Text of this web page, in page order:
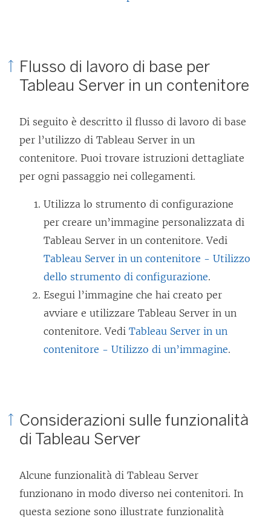
Flusso di lavoro di base per
Tableau Server in un contenitore
Di seguito è descritto il flusso di lavoro di base
per l’utilizzo di Tableau Server in un
contenitore. Puoi trovare istruzioni dettagliate
per ogni passaggio nei collegamenti.
Utilizza lo strumento di configurazione
per creare un’immagine personalizzata di
Tableau Server in un contenitore. Vedi
Tableau Server in un contenitore - Utilizzo
dello strumento di configurazione.
Esegui l’immagine che hai creato per
avviare e utilizzare Tableau Server in un
contenitore. Vedi Tableau Server in un
contenitore - Utilizzo di un’immagine.
Considerazioni sulle funzionalità
di Tableau Server
Alcune funzionalità di Tableau Server
funzionano in modo diverso nei contenitori. In
questa sezione sono illustrate funzionalità